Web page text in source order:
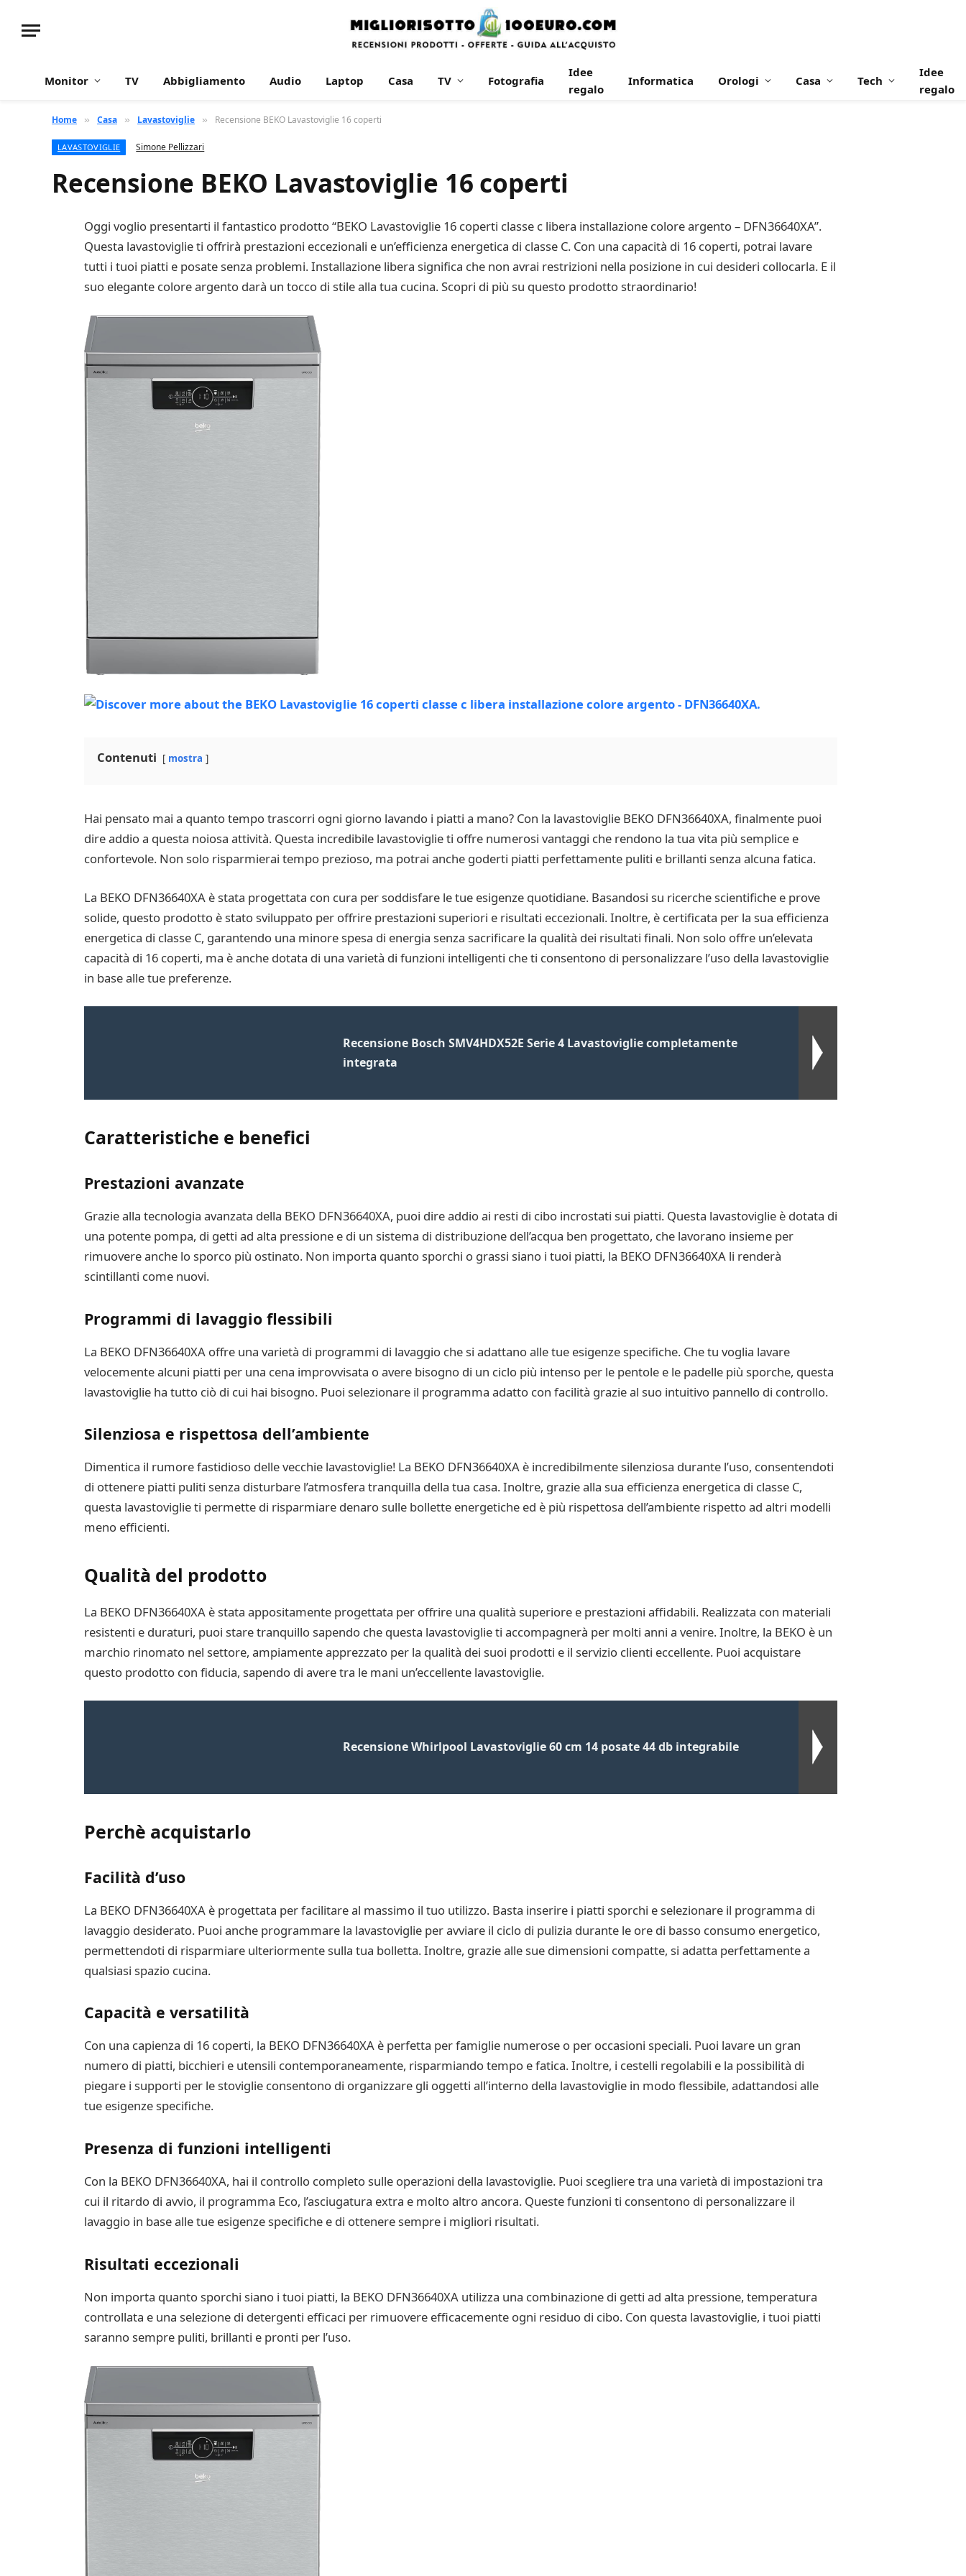
Monitor TV Abbigliamento Audio Laptop Casa TV Fotografia
Idee
regalo
Informatica Orologi Casa Tech
Idee
regalo
Home » Casa » Lavastoviglie » Recensione BEKO Lavastoviglie 16 coperti
LAVASTOVIGLIE Simone Pellizzari
Recensione BEKO Lavastoviglie 16 coperti
Oggi voglio presentarti il fantastico prodotto “BEKO Lavastoviglie 16 coperti classe c libera installazione colore argento – DFN36640XA”.
Questa lavastoviglie ti offrirà prestazioni eccezionali e un’efficienza energetica di classe C. Con una capacità di 16 coperti, potrai lavare
tutti i tuoi piatti e posate senza problemi. Installazione libera significa che non avrai restrizioni nella posizione in cui desideri collocarla. E il
suo elegante colore argento darà un tocco di stile alla tua cucina. Scopri di più su questo prodotto straordinario!
Contenuti mostra
Hai pensato mai a quanto tempo trascorri ogni giorno lavando i piatti a mano? Con la lavastoviglie BEKO DFN36640XA, finalmente puoi
dire addio a questa noiosa attività. Questa incredibile lavastoviglie ti offre numerosi vantaggi che rendono la tua vita più semplice e
confortevole. Non solo risparmierai tempo prezioso, ma potrai anche goderti piatti perfettamente puliti e brillanti senza alcuna fatica.
La BEKO DFN36640XA è stata progettata con cura per soddisfare le tue esigenze quotidiane. Basandosi su ricerche scientifiche e prove
solide, questo prodotto è stato sviluppato per offrire prestazioni superiori e risultati eccezionali. Inoltre, è certificata per la sua efficienza
energetica di classe C, garantendo una minore spesa di energia senza sacrificare la qualità dei risultati finali. Non solo offre un’elevata
capacità di 16 coperti, ma è anche dotata di una varietà di funzioni intelligenti che ti consentono di personalizzare l’uso della lavastoviglie
in base alle tue preferenze.
Recensione Bosch SMV4HDX52E Serie 4 Lavastoviglie completamente
integrata
Caratteristiche e benefici
Prestazioni avanzate
Grazie alla tecnologia avanzata della BEKO DFN36640XA, puoi dire addio ai resti di cibo incrostati sui piatti. Questa lavastoviglie è dotata di
una potente pompa, di getti ad alta pressione e di un sistema di distribuzione dell’acqua ben progettato, che lavorano insieme per
rimuovere anche lo sporco più ostinato. Non importa quanto sporchi o grassi siano i tuoi piatti, la BEKO DFN36640XA li renderà
scintillanti come nuovi.
Programmi di lavaggio flessibili
La BEKO DFN36640XA offre una varietà di programmi di lavaggio che si adattano alle tue esigenze specifiche. Che tu voglia lavare
velocemente alcuni piatti per una cena improvvisata o avere bisogno di un ciclo più intenso per le pentole e le padelle più sporche, questa
lavastoviglie ha tutto ciò di cui hai bisogno. Puoi selezionare il programma adatto con facilità grazie al suo intuitivo pannello di controllo.
Silenziosa e rispettosa dell’ambiente
Dimentica il rumore fastidioso delle vecchie lavastoviglie! La BEKO DFN36640XA è incredibilmente silenziosa durante l’uso, consentendoti
di ottenere piatti puliti senza disturbare l’atmosfera tranquilla della tua casa. Inoltre, grazie alla sua efficienza energetica di classe C,
questa lavastoviglie ti permette di risparmiare denaro sulle bollette energetiche ed è più rispettosa dell’ambiente rispetto ad altri modelli
meno efficienti.
Qualità del prodotto
La BEKO DFN36640XA è stata appositamente progettata per offrire una qualità superiore e prestazioni affidabili. Realizzata con materiali
resistenti e duraturi, puoi stare tranquillo sapendo che questa lavastoviglie ti accompagnerà per molti anni a venire. Inoltre, la BEKO è un
marchio rinomato nel settore, ampiamente apprezzato per la qualità dei suoi prodotti e il servizio clienti eccellente. Puoi acquistare
questo prodotto con fiducia, sapendo di avere tra le mani un’eccellente lavastoviglie.
Recensione Whirlpool Lavastoviglie 60 cm 14 posate 44 db integrabile
Perchè acquistarlo
Facilità d’uso
La BEKO DFN36640XA è progettata per facilitare al massimo il tuo utilizzo. Basta inserire i piatti sporchi e selezionare il programma di
lavaggio desiderato. Puoi anche programmare la lavastoviglie per avviare il ciclo di pulizia durante le ore di basso consumo energetico,
permettendoti di risparmiare ulteriormente sulla tua bolletta. Inoltre, grazie alle sue dimensioni compatte, si adatta perfettamente a
qualsiasi spazio cucina.
Capacità e versatilità
Con una capienza di 16 coperti, la BEKO DFN36640XA è perfetta per famiglie numerose o per occasioni speciali. Puoi lavare un gran
numero di piatti, bicchieri e utensili contemporaneamente, risparmiando tempo e fatica. Inoltre, i cestelli regolabili e la possibilità di
piegare i supporti per le stoviglie consentono di organizzare gli oggetti all’interno della lavastoviglie in modo flessibile, adattandosi alle
tue esigenze specifiche.
Presenza di funzioni intelligenti
Con la BEKO DFN36640XA, hai il controllo completo sulle operazioni della lavastoviglie. Puoi scegliere tra una varietà di impostazioni tra
cui il ritardo di avvio, il programma Eco, l’asciugatura extra e molto altro ancora. Queste funzioni ti consentono di personalizzare il
lavaggio in base alle tue esigenze specifiche e di ottenere sempre i migliori risultati.
Risultati eccezionali
Non importa quanto sporchi siano i tuoi piatti, la BEKO DFN36640XA utilizza una combinazione di getti ad alta pressione, temperatura
controllata e una selezione di detergenti efficaci per rimuovere efficacemente ogni residuo di cibo. Con questa lavastoviglie, i tuoi piatti
saranno sempre puliti, brillanti e pronti per l’uso.